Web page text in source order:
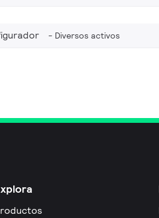
Diversos activos